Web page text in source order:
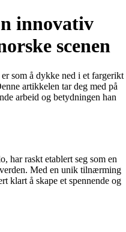
innovativ
scenen
som å dykke ned i et fargerikt
artikkelen tar deg med på
arbeid og betydningen han
har raskt etablert seg som en
Med en unik tilnærming
klart å skape et spennende og